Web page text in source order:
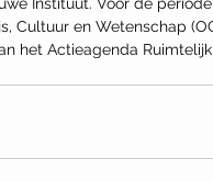
Instituut. Voor de
Cultuur en Wetenschap
het Actieagenda